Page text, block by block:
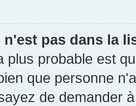
n'est pas dans la
plus probable est
que personne
de demander